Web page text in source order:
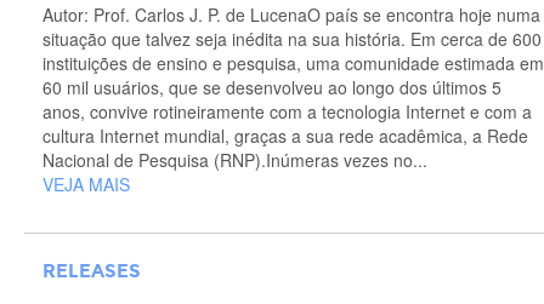
Autor: Prof. Carlos J. P. de LucenaO país se encontra hoje numa
situação que talvez seja inédita na sua história. Em cerca de 600
instituições de ensino e pesquisa, uma comunidade estimada em
60 mil usuários, que se desenvolveu ao longo dos últimos 5
anos, convive rotineiramente com a tecnologia Internet e com a
cultura Internet mundial, graças a sua rede acadêmica, a Rede
Nacional de Pesquisa (RNP).Inúmeras vezes no...
VEJA MAIS
RELEASES